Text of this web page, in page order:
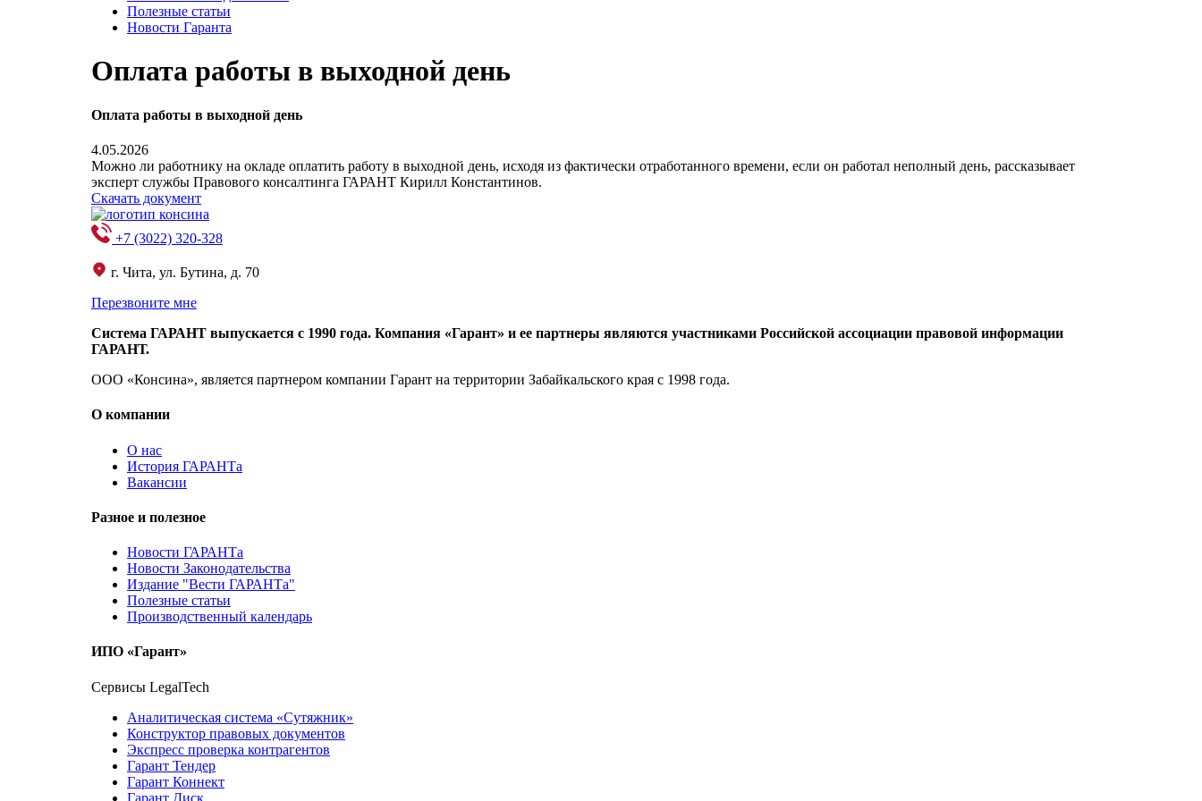
Полезные статьи
Новости Гаранта
Оплата работы в выходной день
Оплата работы в выходной день
4.05.2026
Можно ли работнику на окладе оплатить работу в выходной день, исходя из фактически отработанного времени, если он работал неполный день, рассказывает
эксперт службы Правового консалтинга ГАРАНТ Кирилл Константинов.
Скачать документ
+7 (3022) 320-328
г. Чита, ул. Бутина, д. 70
Перезвоните мне
Система ГАРАНТ выпускается с 1990 года. Компания «Гарант» и ее партнеры являются участниками Российской ассоциации правовой информации
ГАРАНТ.
ООО «Консина», является партнером компании Гарант на территории Забайкальского края с 1998 года.
О компании
О нас
История ГАРАНТа
Вакансии
Разное и полезное
Новости ГАРАНТа
Новости Законодательства
Издание "Вести ГАРАНТа"
Полезные статьи
Производственный календарь
ИПО «Гарант»
Сервисы LegalTech
Аналитическая система «Сутяжник»
Конструктор правовых документов
Экспресс проверка контрагентов
Гарант Тендер
Гарант Коннект
Гарант Диск